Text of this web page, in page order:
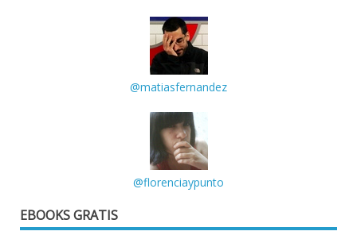
@matiasfernandez
@florenciaypunto
EBOOKS GRATIS